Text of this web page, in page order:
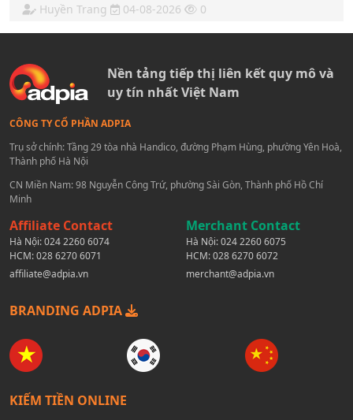
Huyền Trang 04-08-2026 0
Nền tảng tiếp thị liên kết quy mô và
uy tín nhất Việt Nam
CÔNG TY CỔ PHẦN ADPIA
Trụ sở chính: Tầng 29 tòa nhà Handico, đường Phạm Hùng, phường Yên Hoà,
Thành phố Hà Nội
CN Miền Nam: 98 Nguyễn Công Trứ, phường Sài Gòn, Thành phố Hồ Chí
Minh
Affiliate Contact
Hà Nội:024 2260 6074
HCM:028 6270 6071
affiliate@adpia.vn
Merchant Contact
Hà Nội:024 2260 6075
HCM:028 6270 6072
merchant@adpia.vn
BRANDING ADPIA
KIẾM TIỀN ONLINE